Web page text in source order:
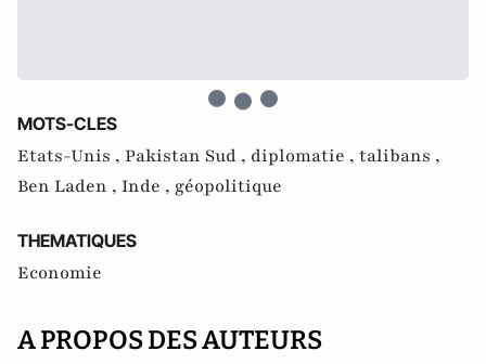
MOTS-CLES
Etats-Unis , Pakistan Sud , diplomatie , talibans ,
Ben Laden , Inde , géopolitique
THEMATIQUES
Economie
A PROPOS DES AUTEURS